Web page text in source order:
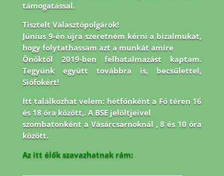
támogatással.
Tisztelt Választópolgárok!
Június 9-én újra szeretném kérni a bizalmukat,
hogy folytathassam azt a munkát amire
Önöktől 2019-ben felhatalmazást kaptam.
Tegyünk együtt továbbra is, becsülettel,
Siófokért!
Itt találkozhat velem: hétfőnként a Fő téren 16
és 18 óra között,. A BSE jelöltjeivel
szombatonként a Vásárcsarnoknál , 8 és 10 óra
között.
Az itt élők szavazhatnak rám: